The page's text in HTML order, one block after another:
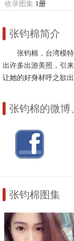
收录图集 1册
张钧棉简介
张钧棉，台湾模
出许多出游美照，引
让她的好身材呼之欲
张钧棉的微博
张钧棉图集